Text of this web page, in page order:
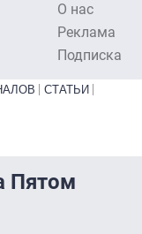
О нас
Реклама
Подписка
СТАТЬИ
Пятом